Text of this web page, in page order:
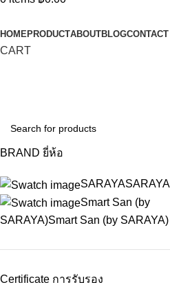
HOMEPRODUCTABOUTBLOGCONTACT
CART
BRAND ยี่ห้อ
SARAYASARAYA
Smart San (by
SARAYA)Smart San (by SARAYA)
Certificate การรับรอง